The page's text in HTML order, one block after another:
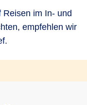
im In- und
empfehlen wir